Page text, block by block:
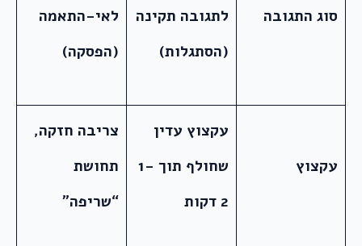
סוג התגובה
לתגובה תקינה
(הסתגלות)
לאי-התאמה
(הפסקה)
עקצוץ
עקצוץ עדין
שחולף תוך 1-
2 דקות
צריבה חזקה,
תחושת
“שריפה”